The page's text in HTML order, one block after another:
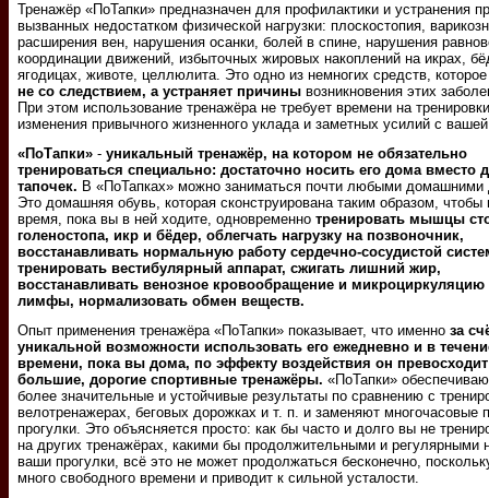
Тренажёр «ПоТапки» предназначен для профилактики и устранения
вызванных недостатком физической нагрузки: плоскостопия,
расширения вен, нарушения осанки, болей в спине, нарушения
координации движений, избыточных жировых накоплений на икрах,
ягодицах, животе, целлюлита. Это одно из немногих средств,
не со следствием, а устраняет причины возникновения этих
При этом использование тренажёра не требует времени на
изменения привычного жизненного уклада и заметных усилий с
«ПоТапки» - уникальный тренажёр, на котором не обязательно
тренироваться специально: достаточно носить его дома вместо
тапочек. В «ПоТапках» можно заниматься почти любыми домашними
Это домашняя обувь, которая сконструирована таким образом, чтобы
время, пока вы в ней ходите, одновременно тренировать мышцы
голеностопа, икр и бёдер, облегчать нагрузку на позвоночник,
восстанавливать нормальную работу сердечно-сосудистой
тренировать вестибулярный аппарат, сжигать лишний жир,
восстанавливать венозное кровообращение и микроциркуляцию
лимфы, нормализовать обмен веществ.
Опыт применения тренажёра «ПоТапки» показывает, что именно за
уникальной возможности использовать его ежедневно и в
времени, пока вы дома, по эффекту воздействия он превосходит
большие, дорогие спортивные тренажёры. «ПоТапки»
более значительные и устойчивые результаты по сравнению с
велотренажерах, беговых дорожках и т. п. и заменяют многочасовые
прогулки. Это объясняется просто: как бы часто и долго вы не
на других тренажёрах, какими бы продолжительными и регулярными
ваши прогулки, всё это не может продолжаться бесконечно,
много свободного времени и приводит к сильной усталости.